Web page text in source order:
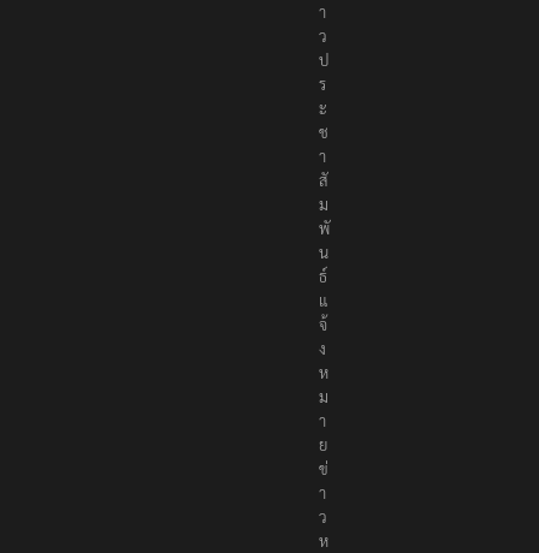
า
ว
ป
ร
ะ
ช
า
สั
ม
พั
น
ธ์
แ
จ้
ง
ห
ม
า
ย
ข่
า
ว
ห